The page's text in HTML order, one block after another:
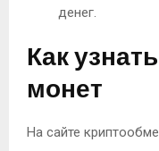
денег.
Как
монет
На сайте